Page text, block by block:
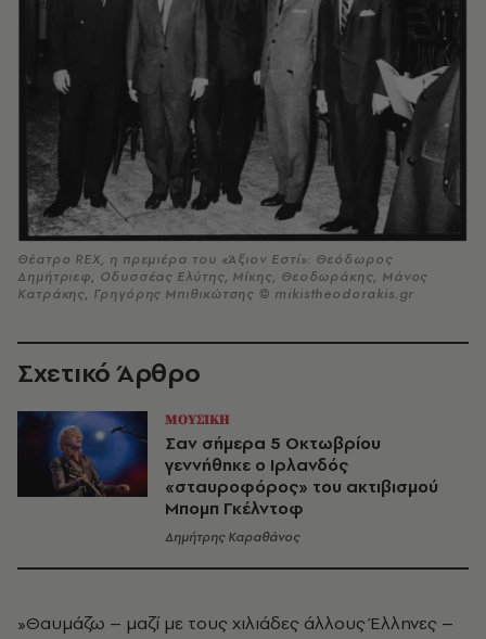
Θέατρο REX, η πρεμιέρα του «Άξιον Εστί»: Θεόδωρος
Δημήτριεφ, Οδυσσέας Ελύτης, Μίκης, Θεοδωράκης, Μάνος
Κατράκης, Γρηγόρης Μπιθικώτσης © mikistheodorakis.gr
Σχετικό Άρθρο
ΜΟΥΣΙΚΗ
Σαν σήμερα 5 Οκτωβρίου
γεννήθηκε ο Ιρλανδός
«σταυροφόρος» του ακτιβισμού
Μπομπ Γκέλντοφ
Δημήτρης Καραθάνος
»Θαυμάζω – μαζί με τους χιλιάδες άλλους Έλληνες –